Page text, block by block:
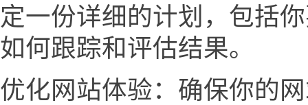
定一份详细的计划，包括
如何跟踪和评估结果。
优化网站体验：确保你的